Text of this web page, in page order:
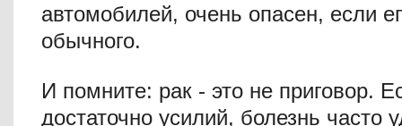
автомобилей, очень опасен, если
обычного.
И помните: рак - это не приговор.
достаточно усилий, болезнь часто